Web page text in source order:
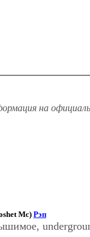
на
Mc) Рэп